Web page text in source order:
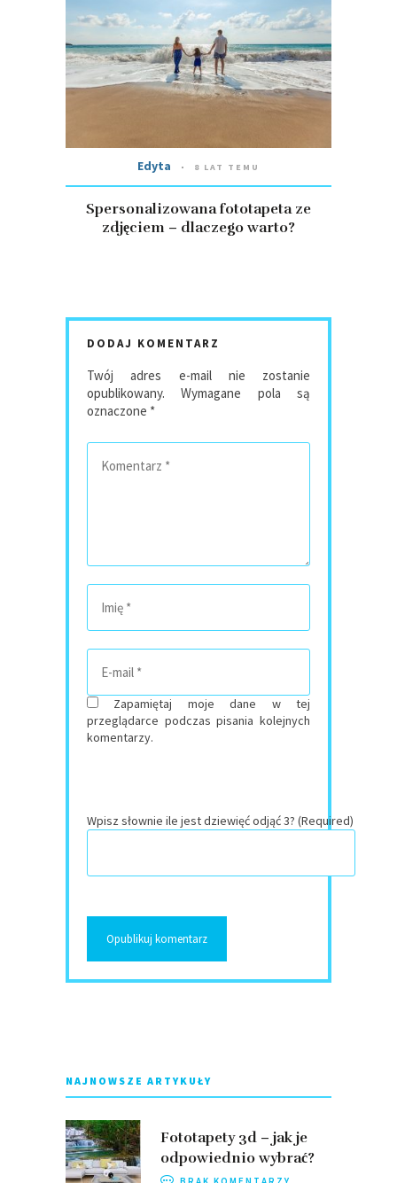
Edyta 8 LAT TEMU
Spersonalizowana fototapeta ze
zdjęciem – dlaczego warto?
DODAJ KOMENTARZ
Twój adres e-mail nie zostanie
opublikowany.
Wymagane pola są
oznaczone *
Zapamiętaj moje dane w tej
przeglądarce podczas pisania kolejnych
komentarzy.
Wpisz słownie ile jest dziewięć odjąć 3? (Required)
NAJNOWSZE ARTYKUŁY
Fototapety 3d – jak je
odpowiednio wybrać?